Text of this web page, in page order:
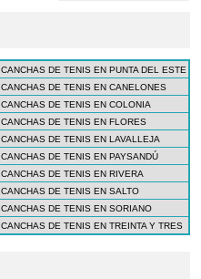
CANCHAS DE TENIS EN PUNTA DEL ESTE
CANCHAS DE TENIS EN CANELONES
CANCHAS DE TENIS EN COLONIA
CANCHAS DE TENIS EN FLORES
CANCHAS DE TENIS EN LAVALLEJA
CANCHAS DE TENIS EN PAYSANDÚ
CANCHAS DE TENIS EN RIVERA
CANCHAS DE TENIS EN SALTO
CANCHAS DE TENIS EN SORIANO
CANCHAS DE TENIS EN TREINTA Y TRES